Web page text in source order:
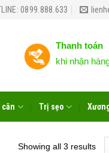
0899.888.633
Thanh toán
khi nhận
cân Trị sẹo
Showing all 3 results